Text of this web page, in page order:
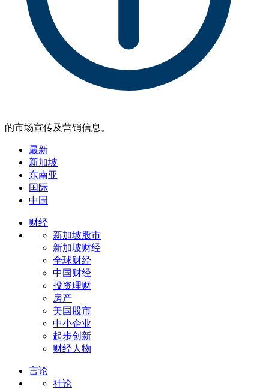
的市场宣传及营销信息。
最新
新加坡
东南亚
国际
中国
财经
新加坡股市
新加坡财经
全球财经
中国财经
投资理财
房产
美国股市
中小企业
起步创新
财经人物
言论
社论